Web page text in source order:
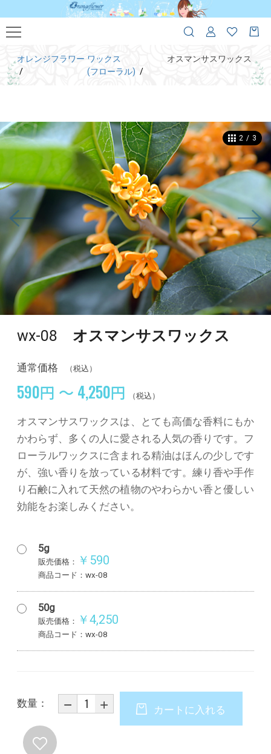
オレンジフラワー ワックス
(フローラル)
オスマンサスワックス
2 / 3
wx-08 オスマンサスワックス
通常価格 （税込）
590円 ～ 4,250円 （税込）
オスマンサスワックスは、とても高価な香料にもか
かわらず、多くの人に愛される人気の香りです。フ
ローラルワックスに含まれる精油はほんの少しです
が、強い香りを放っている材料です。練り香や手作
り石鹸に入れて天然の植物のやわらかい香と優しい
効能をお楽しみください。
5g
販売価格： ￥590
商品コード：wx-08
50g
販売価格： ￥4,250
商品コード：wx-08
数量：
カートに入れる